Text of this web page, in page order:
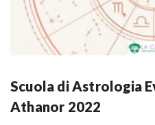
Scuola di Astrologia
Athanor 2022